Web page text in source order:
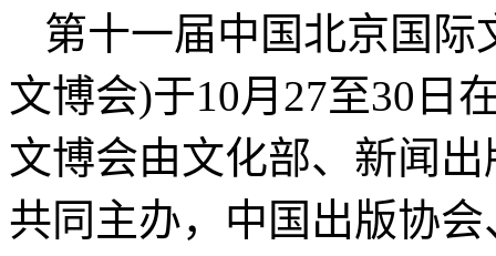
第十一届中国北京国
文博会)于10月27至30日
文博会由文化部、新闻
共同主办，中国出版协